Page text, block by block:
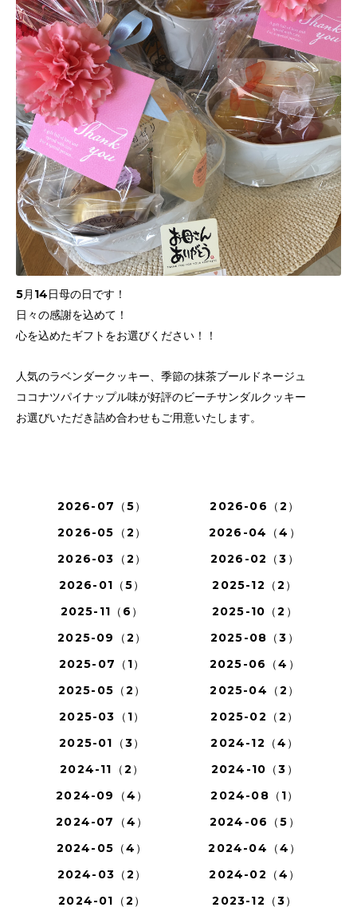
5月14日母の日です！
日々の感謝を込めて！
心を込めたギフトをお選びください！！
人気のラベンダークッキー、季節の抹茶ブールドネージュ
ココナツパイナップル味が好評のビーチサンダルクッキー
お選びいただき詰め合わせもご用意いたします。
2026-07（5）
2026-06（2）
2026-05（2）
2026-04（4）
2026-03（2）
2026-02（3）
2026-01（5）
2025-12（2）
2025-11（6）
2025-10（2）
2025-09（2）
2025-08（3）
2025-07（1）
2025-06（4）
2025-05（2）
2025-04（2）
2025-03（1）
2025-02（2）
2025-01（3）
2024-12（4）
2024-11（2）
2024-10（3）
2024-09（4）
2024-08（1）
2024-07（4）
2024-06（5）
2024-05（4）
2024-04（4）
2024-03（2）
2024-02（4）
2024-01（2）
2023-12（3）